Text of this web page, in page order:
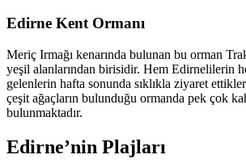
Edirne Kent Ormanı
Meriç Irmağı kenarında bulunan bu orman
yeşil alanlarından birisidir. Hem Edirnelilerin
gelenlerin hafta sonunda sıklıkla ziyaret
çeşit ağaçların bulunduğu ormanda pek çok
bulunmaktadır.
Edirne’nin Plajları